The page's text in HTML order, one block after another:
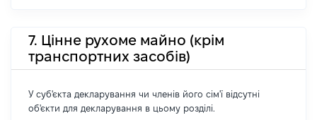
7. Цінне рухоме майно (крім
транспортних засобів)
У суб'єкта декларування чи членів його сім'ї відсутні
об'єкти для декларування в цьому розділі.